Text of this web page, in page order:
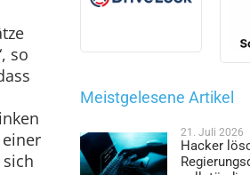
so
Meistgelesene Artikel
21. Juli 2026
Hacker